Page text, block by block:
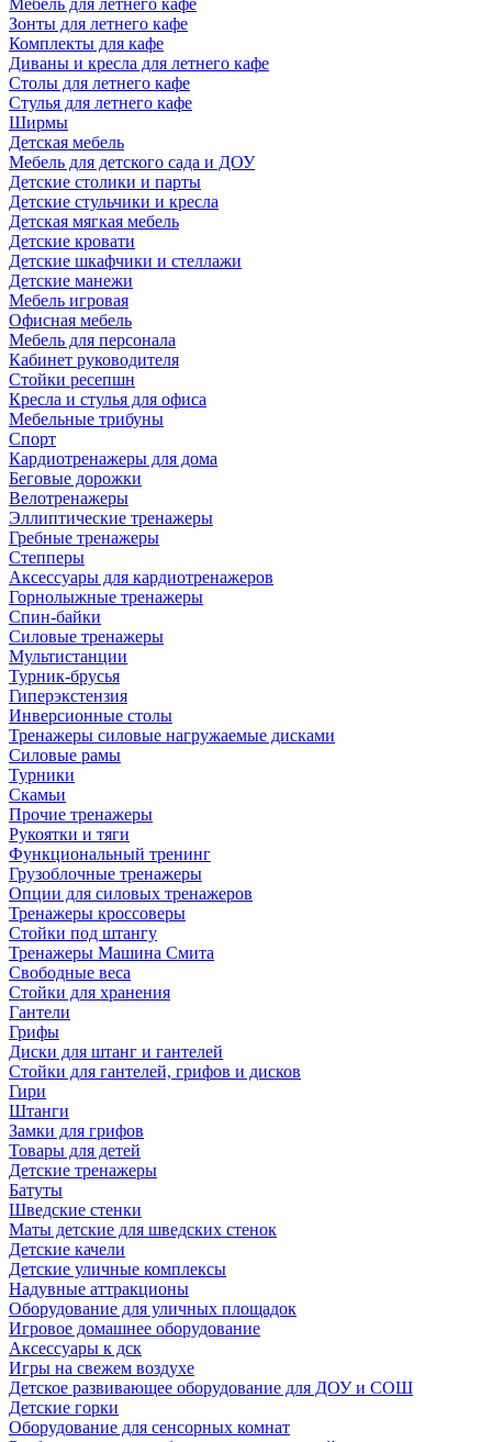
Мебель для летнего кафе
Зонты для летнего кафе
Комплекты для кафе
Диваны и кресла для летнего кафе
Столы для летнего кафе
Стулья для летнего кафе
Ширмы
Детская мебель
Мебель для детского сада и ДОУ
Детские столики и парты
Детские стульчики и кресла
Детская мягкая мебель
Детские кровати
Детские шкафчики и стеллажи
Детские манежи
Мебель игровая
Офисная мебель
Мебель для персонала
Кабинет руководителя
Стойки ресепшн
Кресла и стулья для офиса
Мебельные трибуны
Спорт
Кардиотренажеры для дома
Беговые дорожки
Велотренажеры
Эллиптические тренажеры
Гребные тренажеры
Степперы
Аксессуары для кардиотренажеров
Горнолыжные тренажеры
Спин-байки
Силовые тренажеры
Мультистанции
Турник-брусья
Гиперэкстензия
Инверсионные столы
Тренажеры силовые нагружаемые дисками
Силовые рамы
Турники
Скамьи
Прочие тренажеры
Рукоятки и тяги
Функциональный тренинг
Грузоблочные тренажеры
Опции для силовых тренажеров
Тренажеры кроссоверы
Стойки под штангу
Тренажеры Машина Смита
Свободные веса
Стойки для хранения
Гантели
Грифы
Диски для штанг и гантелей
Стойки для гантелей, грифов и дисков
Гири
Штанги
Замки для грифов
Товары для детей
Детские тренажеры
Батуты
Шведские стенки
Маты детские для шведских стенок
Детские качели
Детские уличные комплексы
Надувные аттракционы
Оборудование для уличных площадок
Игровое домашнее оборудование
Аксессуары к дск
Игры на свежем воздухе
Детское развивающее оборудование для ДОУ и СОШ
Детские горки
Оборудование для сенсорных комнат